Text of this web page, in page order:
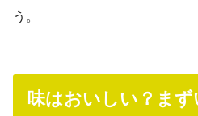
う。
味はおいしい？ま